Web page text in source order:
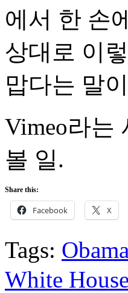
에서 한 손
상대로 이
맙다는 말
Vimeo라는
볼 일.
Share this:
Facebook X
Tags: Obama
White House